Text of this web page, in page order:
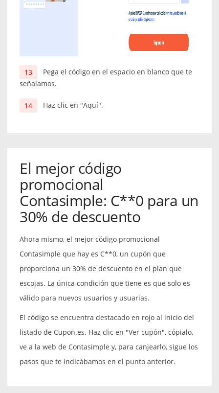
Pega el código en el espacio en blanco que te
señalamos.
Haz clic en "Aquí".
El mejor código
promocional
Contasimple: C**0 para un
30% de descuento
Ahora mismo, el mejor código promocional
Contasimple que hay es C**0, un cupón que
proporciona un 30% de descuento en el plan que
escojas. La única condición que tiene es que solo es
válido para nuevos usuarios y usuarias.
El código se encuentra destacado en rojo al inicio del
listado de Cupon.es. Haz clic en "Ver cupón", cópialo,
ve a la web de Contasimple y, para canjearlo, sigue los
pasos que te indicábamos en el punto anterior.